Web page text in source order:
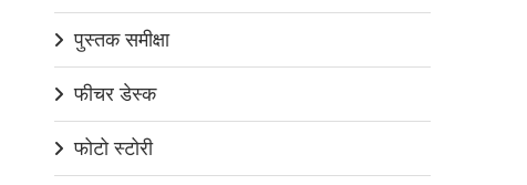
पुस्तक समीक्षा
फीचर डेस्क
फोटो स्टोरी